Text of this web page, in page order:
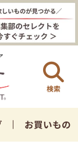
検索
お買いもの